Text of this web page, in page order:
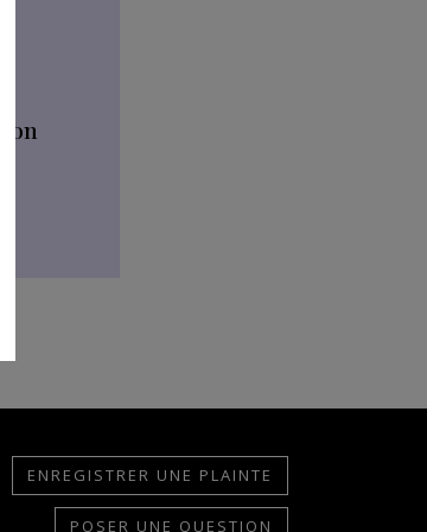
ENREGISTRER UNE PLAINTE
POSER UNE QUESTION